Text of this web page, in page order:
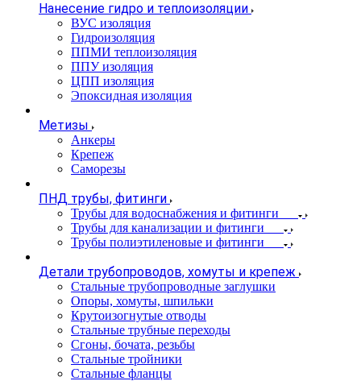
Нанесение гидро и теплоизоляции
ВУС изоляция
Гидроизоляция
ППМИ теплоизоляция
ППУ изоляция
ЦПП изоляция
Эпоксидная изоляция
Метизы
Анкеры
Крепеж
Саморезы
ПНД трубы, фитинги
Трубы для водоснабжения и фитинги
Трубы для канализации и фитинги
Трубы полиэтиленовые и фитинги
Детали трубопроводов, хомуты и крепеж
Стальные трубопроводные заглушки
Опоры, хомуты, шпильки
Крутоизогнутые отводы
Стальные трубные переходы
Сгоны, бочата, резьбы
Стальные тройники
Стальные фланцы